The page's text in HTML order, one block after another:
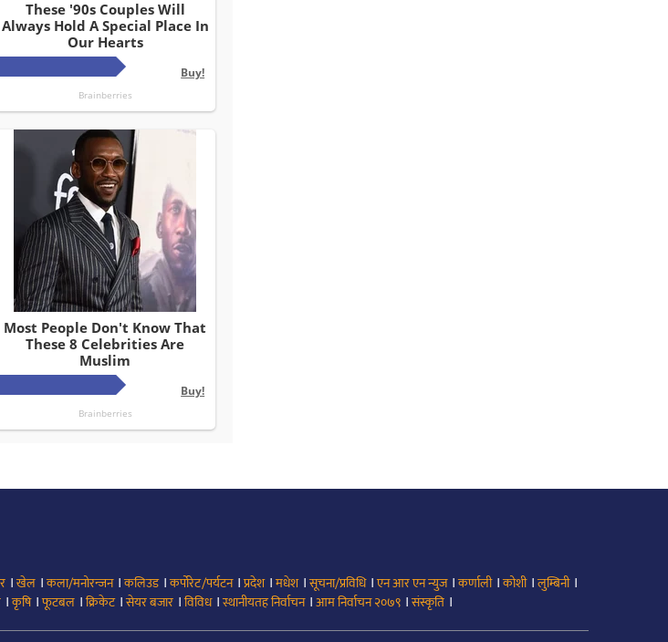
।खेल ।कला/मनोरन्जन।कलिउड।कर्पोरेट/पर्यटन।प्रदेश।मधेश।सूचना/प्रविधि।एन आर एन न्युज।कर्णाली।कोशी।लुम्बिनी।
।कृषि।फूटबल ।क्रिकेट।सेयर बजार ।विविध।स्थानीयतह निर्वाचन।आम निर्वाचन २०७९ ।संस्कृति ।